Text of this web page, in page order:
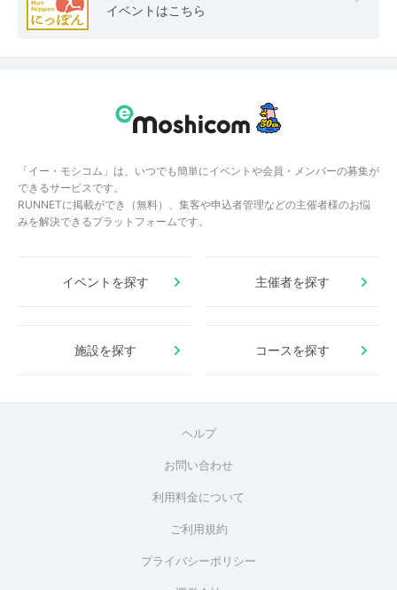
イベントはこちら
「イー・モシコム」は、いつでも簡単にイベントや会員・メンバーの募集が
できるサービスです。
RUNNETに掲載ができ（無料）、集客や申込者管理などの主催者様のお悩
みを解決できるプラットフォームです。
イベントを探す 主催者を探す
施設を探す コースを探す
ヘルプ
お問い合わせ
利用料金について
ご利用規約
プライバシーポリシー